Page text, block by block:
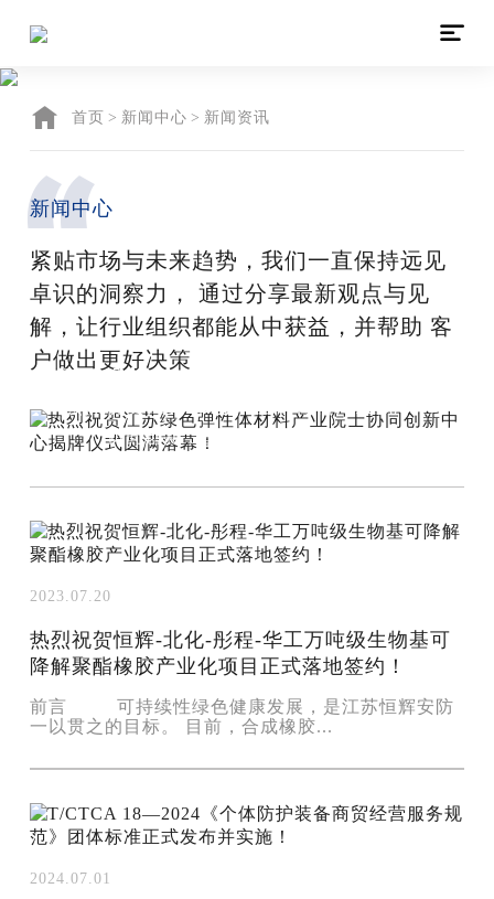

恒辉安防，捍卫人类之创造，因创新而超越，因专业而领先
首页 > 新闻中心 > 新闻资讯
新闻中心
紧贴市场与未来趋势，我们一直保持远见
卓识的洞察力， 通过分享最新观点与见
解，让行业组织都能从中获益，并帮助 客
户做出更好决策
2023.07.20
热烈祝贺江苏绿色弹性体材料产业院士
协同创新中心揭牌仪式圆满落幕！
协同创新，智汇如东。为充分发挥院士
协同创新中心创新引领作用，推动生物基绿
2023.07.20
热烈祝贺恒辉-北化-彤程-华工万吨级生物基可
降解聚酯橡胶产业化项目正式落地签约！
前言 可持续性绿色健康发展，是江苏恒辉安防
一以贯之的目标。 目前，合成橡胶...
2024.07.01